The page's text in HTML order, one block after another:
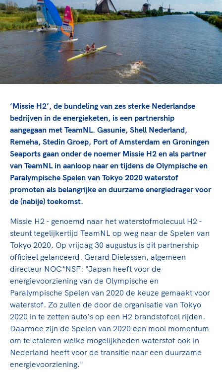
Sportonderzoek
Sportakkoord II
Game Changer
TeamNL kids
Nieuwspagina
Columns
Sport gaat niet vanzelf
Sport verenigt. Op sportclubs, pleintjes, tijdens
een rondje fietsen, door samen te skaten of naar
de sportschool te gaan. Door samen te juichen
voor Sifan Hassan, Rico Verhoeven, Diede de
Groot en het Nederlands Elftal. Of met trots te
genieten van de karatewedstrijd van je dochter,
de halve marathon van je moeder of de
hockeywedstrijd van je buurjongen.
Lees verder
Veilige en integere sport
Diversiteit en inclusie
Gezonde sportomgeving
Duurzaamheid
Bekwaam sportkader
Vitale clubs en bestuurlijk kader
Sportmatch
Clubacties
Handboek Wet- en Regelgeving
Opleidingen en trainingen
High5 Stappenplan
Ruimte voor sport
Clubondersteuning
Beroepskrachten
Samen voor een veilige
sportomgeving
Voor welk gedrag staat de club? Wat mag wel
langs de lijn, in de kleedkamer, kantine en online?
En wat mag vooral niet? Een gedragscode geeft
hier richting aan en is dus een belangrijk
onderdeel van het clubbeleid rondom gewenst en
ongewenst gedrag.
TeamNL Academie Kalender
Kennisaanbod TeamNL Experts
TeamNL Sport Science Centre
Paralympische Spelen LA28
Europese Spelen Istanbul 2027
Topsportbeleid
Topsportfinanciering
Maatschappelijke waarde topsport
Top teamsportcompetities
De TeamNL Academie
De TeamNL Academie biedt een leer- en
ontwikkelprogramma voor de volgende functies
binnen TeamNL programma's: experts, coaches,
bestuurders, (technisch) directeuren, managers en
toekomstig kader.
Lees verder
‘Missie H2’, de bundeling van zes sterke Nederlandse
bedrijven in de energieketen, is een partnership
aangegaan met TeamNL. Gasunie, Shell Nederland,
Remeha, Stedin Groep, Port of Amsterdam en Groningen
Seaports gaan onder de noemer Missie H2 en als partner
van TeamNL in aanloop naar en tijdens de Olympische en
Paralympische Spelen van Tokyo 2020 waterstof
promoten als belangrijke en duurzame energiedrager voor
de (nabije) toekomst.
Missie H2 - genoemd naar het waterstofmolecuul H2 -
steunt tegelijkertijd TeamNL op weg naar de Spelen van
Tokyo 2020. Op vrijdag 30 augustus is dit partnership
officieel gelanceerd. Gerard Dielessen, algemeen
directeur NOC*NSF: "Japan heeft voor de
energievoorziening van de Olympische en
Paralympische Spelen van 2020 de keuze gemaakt voor
waterstof. Zo zullen de door de organisatie van Tokyo
2020 in te zetten auto’s op een H2 brandstofcel rijden.
Daarmee zijn de Spelen van 2020 een mooi momentum
om te etaleren welke mogelijkheden waterstof ook in
Nederland heeft voor de transitie naar een duurzame
energievoorziening."